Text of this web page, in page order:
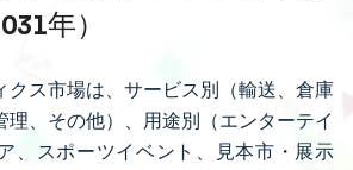
年）
クス市場は、サービス別（輸送、倉庫
理、その他）、用途別（エンターテイ
、スポーツイベント、見本市・展示